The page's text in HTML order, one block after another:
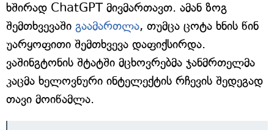
ხშირად ChatGPT მივმართავთ. ამან ზოგ
შემთხვევაში გაამართლა, თუმცა ცოტა ხნის წინ
უარყოფითი შემთხვევა დაფიქსირდა.
ვაშინგტონის შტატში მცხოვრებმა ჯანმრთელმა
კაცმა ხელოვნური ინტელექტის რჩევის შედეგად
თავი მოიწამლა.